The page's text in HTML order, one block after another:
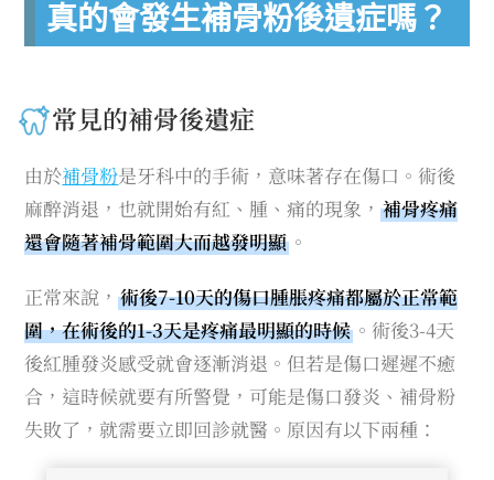
真的會發生補骨粉後遺症嗎？
常見的補骨後遺症
由於補骨粉是牙科中的手術，意味著存在傷口。術後
麻醉消退，也就開始有紅、腫、痛的現象，補骨疼痛
還會隨著補骨範圍大而越發明顯 。
正常來說，術後7-10天的傷口腫脹疼痛都屬於正常範
圍，在術後的1-3天是疼痛最明顯的時候 。術後3-4天
後紅腫發炎感受就會逐漸消退。但若是傷口遲遲不癒
合，這時候就要有所警覺，可能是傷口發炎、補骨粉
失敗了，就需要立即回診就醫。原因有以下兩種：